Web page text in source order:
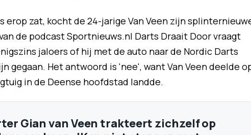
erop zat, kocht de 24-jarige Van Veen zijn
de podcast Sportnieuws.nl Darts Draait Door vraagt
jaloers of hij met de auto naar de Nordic Darts
gegaan. Het antwoord is 'nee', want Van Veen deelde
in de Deense hoofdstad landde.
Gian van Veen trakteert zichzelf op